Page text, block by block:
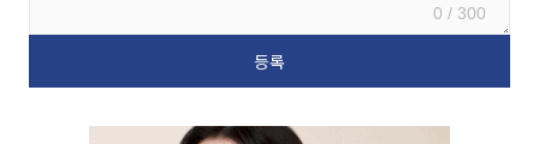
0 / 300